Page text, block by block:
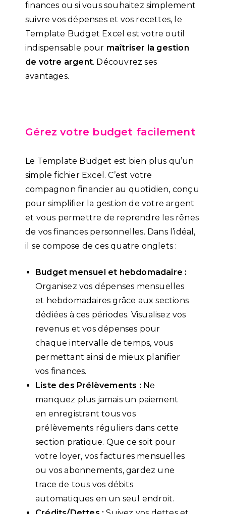
finances ou si vous souhaitez simplement
suivre vos dépenses et vos recettes, le
Template Budget Excel est votre outil
indispensable pour maîtriser la gestion
de votre argent. Découvrez ses
avantages.
Gérez votre budget facilement
Le Template Budget est bien plus qu’un
simple fichier Excel. C’est votre
compagnon financier au quotidien, conçu
pour simplifier la gestion de votre argent
et vous permettre de reprendre les rênes
de vos finances personnelles. Dans l’idéal,
il se compose de ces quatre onglets :
Budget mensuel et hebdomadaire :
Organisez vos dépenses mensuelles
et hebdomadaires grâce aux sections
dédiées à ces périodes. Visualisez vos
revenus et vos dépenses pour
chaque intervalle de temps, vous
permettant ainsi de mieux planifier
vos finances.
Liste des Prélèvements : Ne
manquez plus jamais un paiement
en enregistrant tous vos
prélèvements réguliers dans cette
section pratique. Que ce soit pour
votre loyer, vos factures mensuelles
ou vos abonnements, gardez une
trace de tous vos débits
automatiques en un seul endroit.